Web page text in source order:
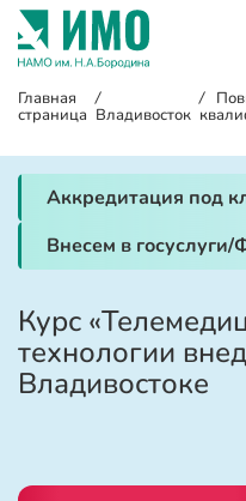
Главная
страница
/
Владивосток
/
Аккредитация под
Внесем в
Курс
технологии
Владивостоке